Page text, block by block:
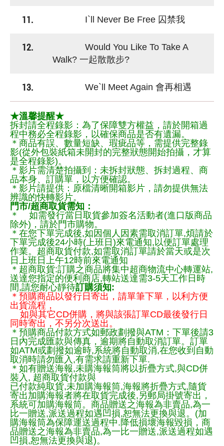
11. I`ll Never Be Free 囚禁我
12.
Would You Like To Take A
Walk? 一起散散步?
13. We`ll Meet Again 會再相遇
★溫馨提醒★
拆封請全程錄影：為了保障雙方權益，請於開箱過
程中務必全程錄影，以確保商品是否有遺漏。
＊商品有誤、數量短缺、瑕疵品等，需提供完整錄
影(從外包裝紙箱未開封的完整狀態開始拍攝，才算
是全程錄影)。
＊影片需清楚拍攝到：未拆封狀態、拆封過程、商
品本身、訂購單，以方便確認。
＊影片請提供：原檔清晰開箱影片，請勿提供無法
辨識的快轉影片。
門市/超商取貨需知：
＊ 如需發行當日取貨參加簽名活動者(進口版商品
除外)，請於門市購物。
＊在您下單完成後,如因個人因素需取消訂單,煩請於
下單完成後24小時(上班日)來電通知,以便訂單處理
作業。超商取貨付款,如需取消訂單請於當天或是次
日上班日上午12時前來電通知
＊超商取貨:訂購之商品將集中超商物流中心轉運站,
送達您指定的便利商店,轉站送達需3-5天工作日時
間,請您耐心靜待訂購須知:
＊預購商品以發行日寄出，請單筆下單，以利方便
出貨流程，
如與其它CD併購，將與該張訂單CD最後發行日
同時寄出，不另分次送出。
＊預購商品付款方式如郵政劃撥與ATM：下單後請3
日內完成匯款與傳真，逾期將自動取消訂單。訂單
如ATM或劃撥如逾時,系統將自動取消,在您收到自動
取消時請勿匯入,有需求請重新下單.
＊如有贈送海報,未購海報筒將以折疊方式,與CD併
裝入, 超商取貨付款與
已付款純取貨,未加購海報筒,海報將折疊方式,隨貨
寄出加購海報者將在取貨完成後,另郵局掛號寄出，
系統可加購海報筒。商品贈送之海報為非賣品,為一
比一贈送,派送過程如遇凹損,恕無法更換與退。(加
購海報筒為保障運送過程中.降低損壞海報毀損，商
品贈送之海報為非賣品,為一比一贈送,派送過程如遇
凹損,恕無法更換與退)。